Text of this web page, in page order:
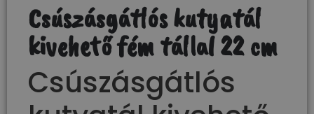
Csúszásgátlós kutyatál
kivehető fém tállal 22 cm
Csúszásgátlós